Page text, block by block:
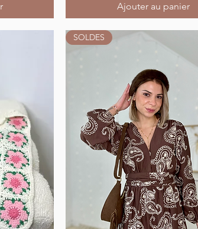
Ajouter au panier
SOLDES